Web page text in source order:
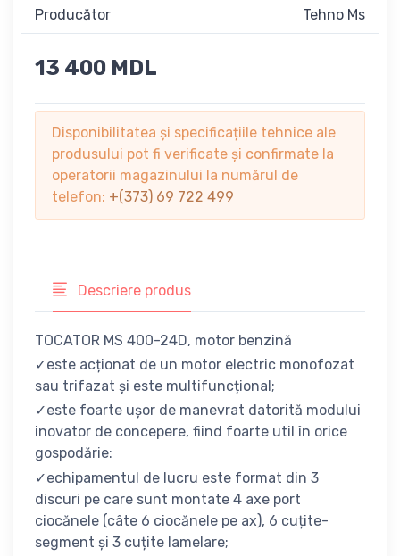
Producător Tehno Ms
13 400 MDL
Disponibilitatea și specificațiile tehnice ale
produsului pot fi verificate și confirmate la
operatorii magazinului la numărul de
telefon: +(373) 69 722 499
Descriere produs
TOCATOR MS 400-24D, motor benzină
✓este acționat de un motor electric monofozat
sau trifazat și este multifuncțional;
✓este foarte ușor de manevrat datorită modului
inovator de concepere, fiind foarte util în orice
gospodărie:
✓echipamentul de lucru este format din 3
discuri pe care sunt montate 4 axe port
ciocănele (câte 6 ciocănele pe ax), 6 cuțite-
segment și 3 cuțite lamelare;